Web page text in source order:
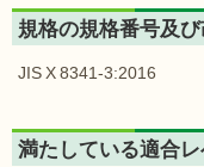
規格の規格番号及
JIS X 8341-3:2016
満たしている適合